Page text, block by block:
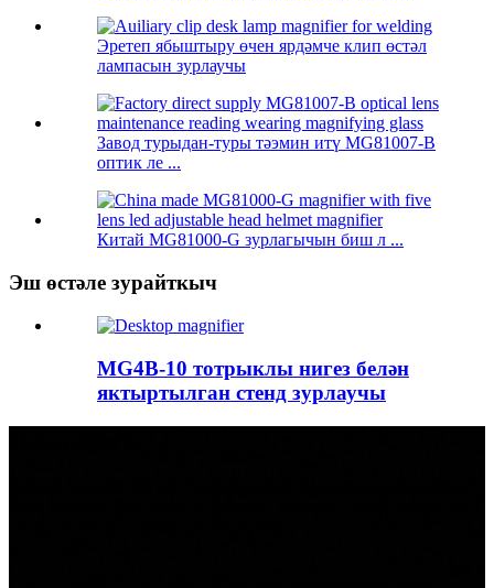
Эретеп ябыштыру өчен ярдәмче клип өстәл
лампасын зурлаучы
Завод турыдан-туры тәэмин итү MG81007-B
оптик ле ...
Китай MG81000-G зурлагычын биш л ...
Эш өстәле зурайткыч
MG4B-10 тотрыклы нигез белән
яктыртылган стенд зурлаучы